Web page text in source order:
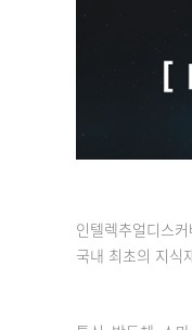
인텔렉추얼디스커
국내 최초의 지식